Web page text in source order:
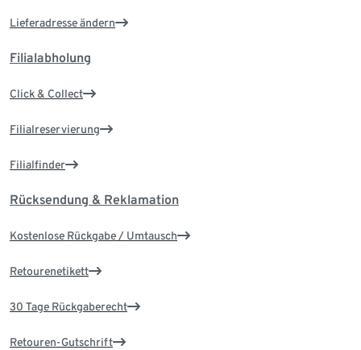
Lieferadresse ändern
Filialabholung
Click & Collect
Filialreservierung
Filialfinder
Rücksendung & Reklamation
Kostenlose Rückgabe / Umtausch
Retourenetikett
30 Tage Rückgaberecht
Retouren-Gutschrift